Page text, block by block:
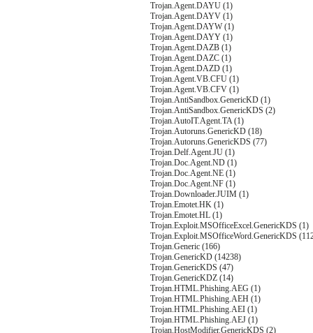
Trojan.Agent.DAYU (1)
Trojan.Agent.DAYV (1)
Trojan.Agent.DAYW (1)
Trojan.Agent.DAYY (1)
Trojan.Agent.DAZB (1)
Trojan.Agent.DAZC (1)
Trojan.Agent.DAZD (1)
Trojan.Agent.VB.CFU (1)
Trojan.Agent.VB.CFV (1)
Trojan.AntiSandbox.GenericKD (1)
Trojan.AntiSandbox.GenericKDS (2)
Trojan.AutoIT.Agent.TA (1)
Trojan.Autoruns.GenericKD (18)
Trojan.Autoruns.GenericKDS (77)
Trojan.Delf.Agent.JU (1)
Trojan.Doc.Agent.ND (1)
Trojan.Doc.Agent.NE (1)
Trojan.Doc.Agent.NF (1)
Trojan.Downloader.JUIM (1)
Trojan.Emotet.HK (1)
Trojan.Emotet.HL (1)
Trojan.Exploit.MSOfficeExcel.GenericKDS (1)
Trojan.Exploit.MSOfficeWord.GenericKDS
Trojan.Generic (166)
Trojan.GenericKD (14238)
Trojan.GenericKDS (47)
Trojan.GenericKDZ (14)
Trojan.HTML.Phishing.AEG (1)
Trojan.HTML.Phishing.AEH (1)
Trojan.HTML.Phishing.AEI (1)
Trojan.HTML.Phishing.AEJ (1)
Trojan.HostModifier.GenericKDS (2)